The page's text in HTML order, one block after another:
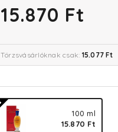
15.870 Ft
Törzsvásárlóknak csak: 15.077 Ft
100 ml
15.870 Ft